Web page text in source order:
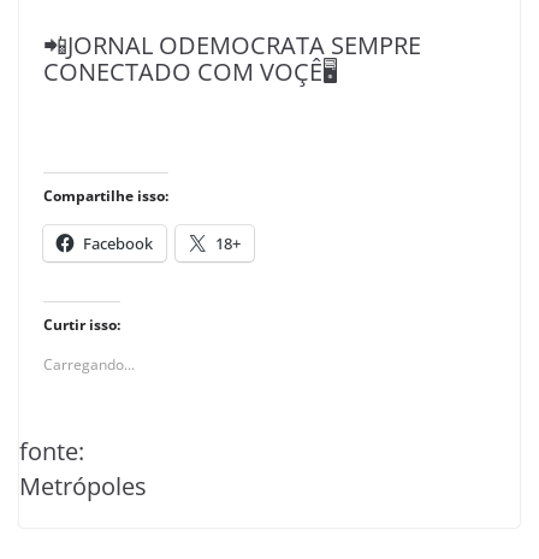
📲JORNAL ODEMOCRATA SEMPRE
CONECTADO COM VOÇÊ🖥️
Compartilhe isso:
Facebook 18+
Curtir isso:
Carregando...
fonte:
Metrópoles